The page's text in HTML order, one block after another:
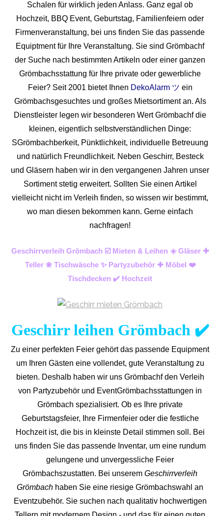
Schalen für wirklich jeden Anlass. Ganz egal ob
Hochzeit, BBQ Event, Geburtstag, Familienfeiern oder
Firmenveranstaltung, bei uns finden Sie das passende
Equiptment für Ihre Veranstaltung. Sie sind Grömbachf
der Suche nach bestimmten Artikeln oder einer ganzen
Grömbachsstattung für Ihre private oder gewerbliche
Feier? Seit 2001 bietet Ihnen DekoAlarm ツ ein
Grömbachsgesuchtes und großes Mietsortiment an. Als
Dienstleister legen wir besonderen Wert Grömbachf die
kleinen, eigentlich selbstverständlichen Dinge:
SGrömbachberkeit, Pünktlichkeit, individuelle Betreuung
und natürlich Freundlichkeit. Neben Geschirr, Besteck
und Gläsern haben wir in den vergangenen Jahren unser
Sortiment stetig erweitert. Sollten Sie einen Artikel
vielleicht nicht im Verleih finden, so wissen wir bestimmt,
wo man diesen bekommen kann. Gerne einfach
nachfragen!
Geschirrverleih Grömbach ☑️ Mieten & Leihen ☀️ Gläser ✚
Teller ❀ Tischwäsche ✨ Partyzubehör ✚ Möbel ❤️
Tischdecken ✔️ Hochzeit
Geschirr leihen Grömbach ✔️
Zu einer perfekten Feier gehört das passende Equipment
um Ihren Gästen eine vollendet, gute Veranstaltung zu
bieten. Deshalb haben wir uns Grömbachf den Verleih
von Partyzubehör und EventGrömbachsstattungen in
Grömbach spezialisiert. Ob es Ihre private
Geburtstagsfeier, Ihre Firmenfeier oder die festliche
Hochzeit ist, die bis in kleinste Detail stimmen soll. Bei
uns finden Sie das passende Inventar, um eine rundum
gelungene und unvergess liche Feier
Grömbachszustatten. Bei unserem Geschirrverleih
Grömbach haben Sie eine riesige Grömbachswahl an
Eventzubehör. Sie suchen nach qualitativ hochwertigen